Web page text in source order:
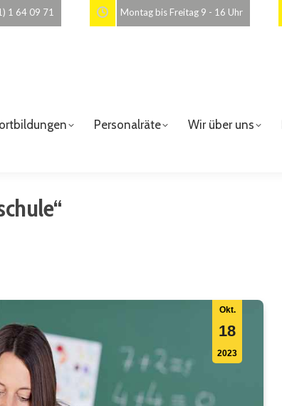
1 64 09 71 Montag bis Freitag 9 - 16 Uhr
Personalräte Wir über uns
Okt.
18
2023